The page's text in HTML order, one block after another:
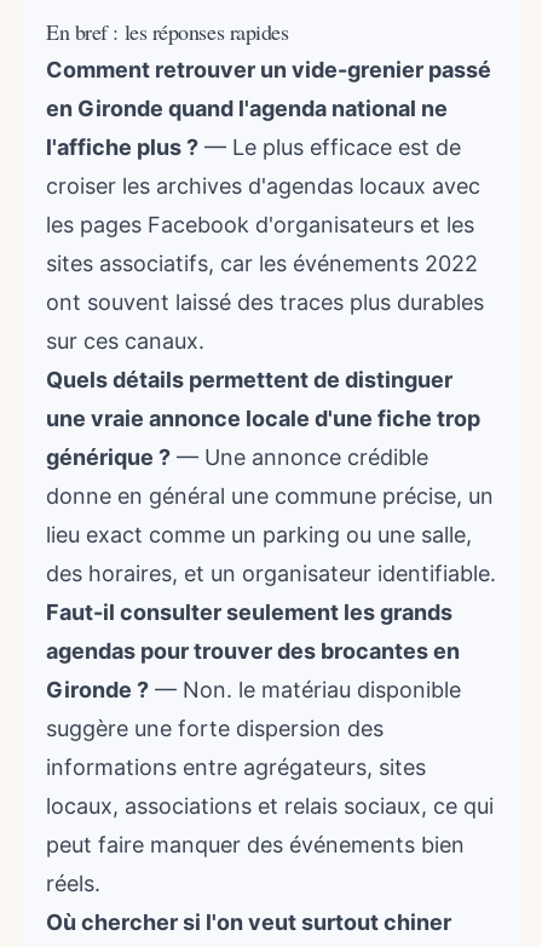
En bref : les réponses rapides
Comment retrouver un vide-grenier passé
en Gironde quand l'agenda national ne
l'affiche plus ? — Le plus efficace est de
croiser les archives d'agendas locaux avec
les pages Facebook d'organisateurs et les
sites associatifs, car les événements 2022
ont souvent laissé des traces plus durables
sur ces canaux.
Quels détails permettent de distinguer
une vraie annonce locale d'une fiche trop
générique ? — Une annonce crédible
donne en général une commune précise, un
lieu exact comme un parking ou une salle,
des horaires, et un organisateur identifiable.
Faut-il consulter seulement les grands
agendas pour trouver des brocantes en
Gironde ? — Non. le matériau disponible
suggère une forte dispersion des
informations entre agrégateurs, sites
locaux, associations et relais sociaux, ce qui
peut faire manquer des événements bien
réels.
Où chercher si l'on veut surtout chiner